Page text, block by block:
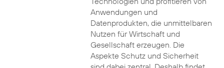
Anwendungen und
Datenprodukten, die unmittelbaren
Nutzen für Wirtschaft und
Gesellschaft erzeugen. Die
Aspekte Schutz und Sicherheit